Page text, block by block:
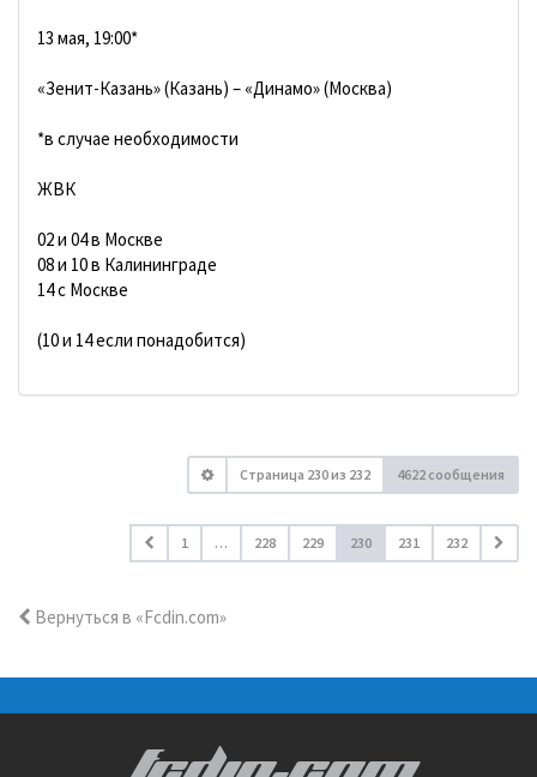
13 мая, 19:00*
«Зенит-Казань» (Казань) – «Динамо» (Москва)
*в случае необходимости
ЖВК
02 и 04 в Москве
08 и 10 в Калининграде
14 с Москве
(10 и 14 если понадобится)
Страница 230из 232 4622 сообщения
1 … 228 229 230 231 232
Вернуться в «Fcdin.com»